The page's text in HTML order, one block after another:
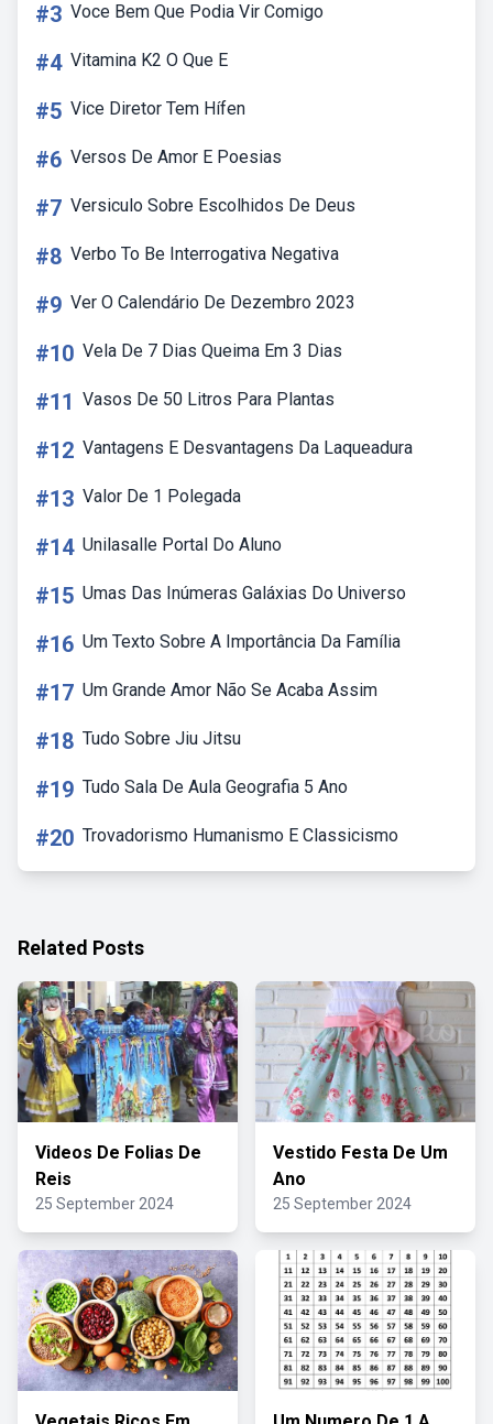
#3 Voce Bem Que Podia Vir Comigo
#4 Vitamina K2 O Que E
#5 Vice Diretor Tem Hífen
#6 Versos De Amor E Poesias
#7 Versiculo Sobre Escolhidos De Deus
#8 Verbo To Be Interrogativa Negativa
#9 Ver O Calendário De Dezembro 2023
#10 Vela De 7 Dias Queima Em 3 Dias
#11 Vasos De 50 Litros Para Plantas
#12 Vantagens E Desvantagens Da Laqueadura
#13 Valor De 1 Polegada
#14 Unilasalle Portal Do Aluno
#15 Umas Das Inúmeras Galáxias Do Universo
#16 Um Texto Sobre A Importância Da Família
#17 Um Grande Amor Não Se Acaba Assim
#18 Tudo Sobre Jiu Jitsu
#19 Tudo Sala De Aula Geografia 5 Ano
#20 Trovadorismo Humanismo E Classicismo
Related Posts
Videos De Folias De
Reis
25 September 2024
Vestido Festa De Um
Ano
25 September 2024